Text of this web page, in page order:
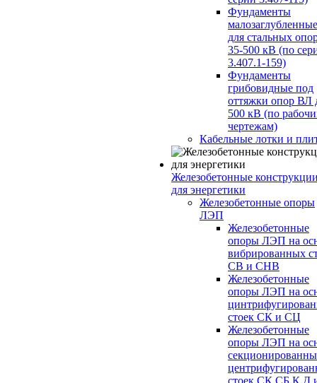
Фундаменты
малозаглубленные
для стальных
35-500 кВ (по
3.407.1-159)
Фундаменты
грибовидные под
оттяжки опор ВЛ
500 кВ (по
чертежам)
Кабельные лотки и
Железобетонные
для энергетики
Железобетонные опоры
ЛЭП
Железобетонные
опоры ЛЭП на
вибрированных
СВ и СНВ
Железобетонные
опоры ЛЭП на
стоек СК и СЦ
Железобетонные
опоры ЛЭП на
стоек СК СБ.К.Д